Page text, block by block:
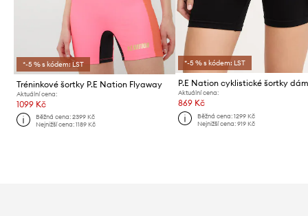
*-5 % s kódem: LST
Tréninkové šortky P.E Nation Flyaway
Aktuální cena:
1099 Kč
Běžná cena:2399 Kč
Nejnižší cena:1189 Kč
*-5 % s kódem: LST
Aktuální cena:
869 Kč
Běžná cena: 1299 Kč
Nejnižší cena: 919 Kč